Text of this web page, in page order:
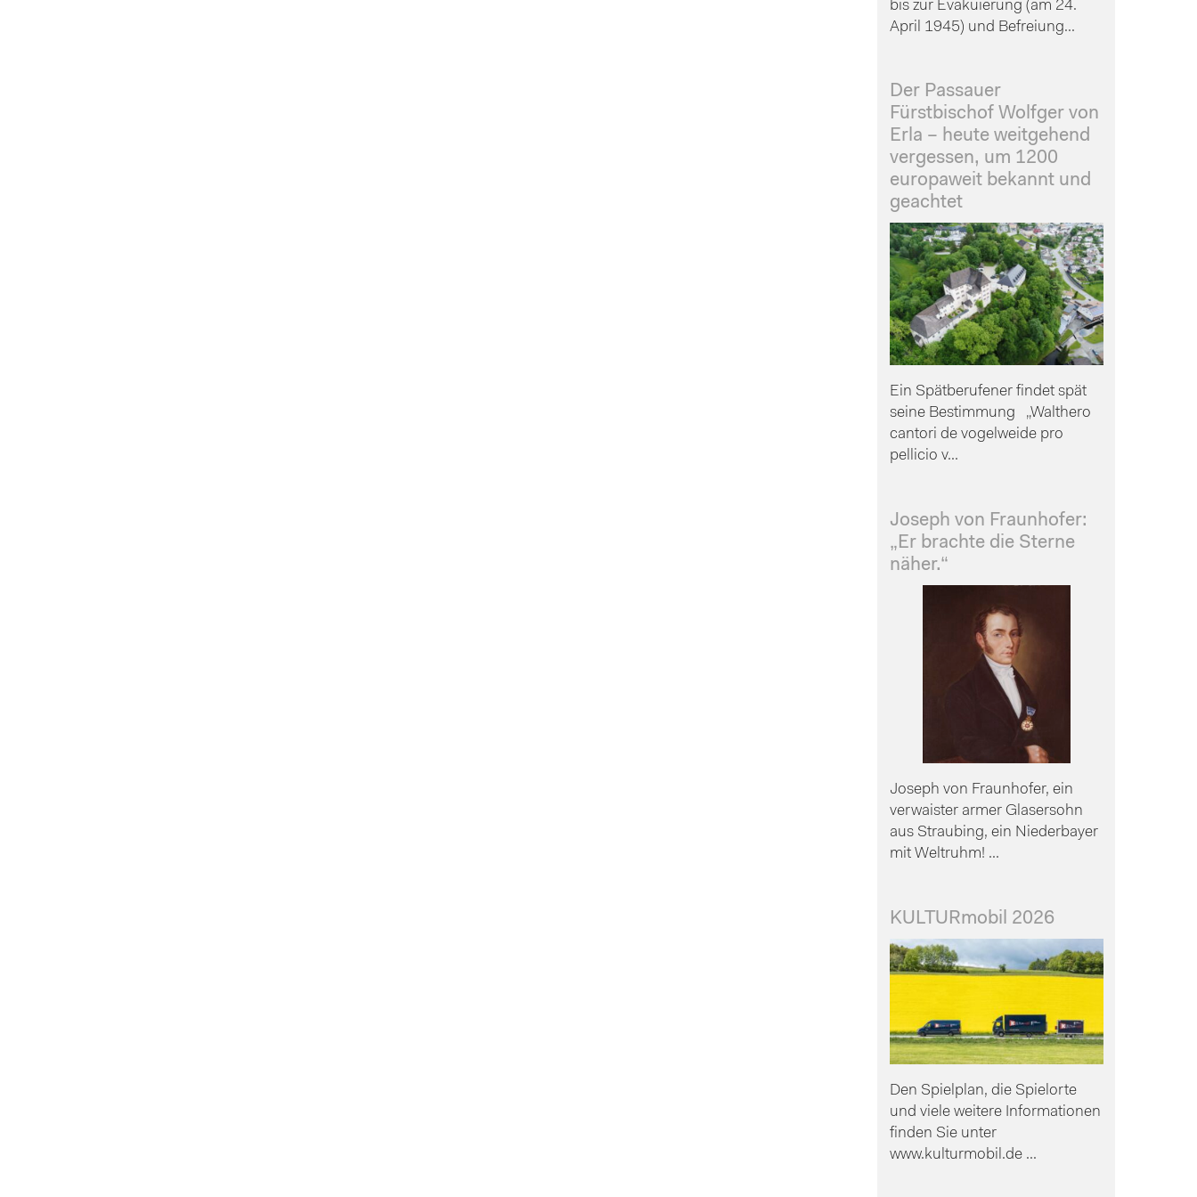
bis zur Evakuierung (am 24.
April 1945) und Befreiung...
Der Passauer
Fürstbischof Wolfger von
Erla – heute weitgehend
vergessen, um 1200
europaweit bekannt und
geachtet
Ein Spätberufener findet spät
seine Bestimmung „Walthero
cantori de vogelweide pro
pellicio v...
Joseph von Fraunhofer:
„Er brachte die Sterne
näher.“
Joseph von Fraunhofer, ein
verwaister armer Glasersohn
aus Straubing, ein Niederbayer
mit Weltruhm! ...
KULTURmobil 2026
Den Spielplan, die Spielorte
und viele weitere Informationen
finden Sie unter
www.kulturmobil.de ...